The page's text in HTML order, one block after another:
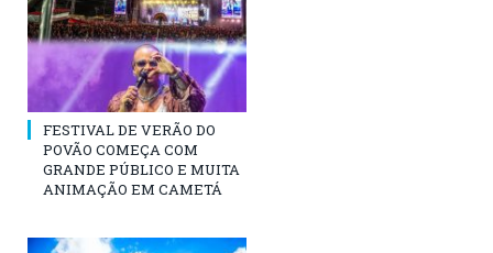
FESTIVAL DE VERÃO DO
POVÃO COMEÇA COM
GRANDE PÚBLICO E MUITA
ANIMAÇÃO EM CAMETÁ